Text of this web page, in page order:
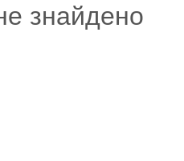
знайдено